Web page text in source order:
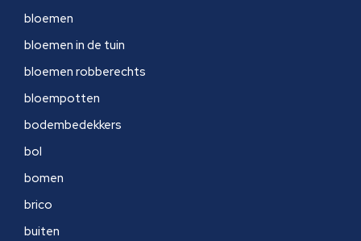
bloemen
bloemen in de tuin
bloemen robberechts
bloempotten
bodembedekkers
bol
bomen
brico
buiten